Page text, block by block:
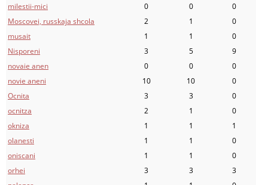
milestii-mici
0 0
0
Moscovei, russkaja shcola
2 1
0
musait
1 1
0
Nisporeni
3 5
9
novaie anen
0 0
0
novie aneni
10 10
0
Ocnita
3 3
0
ocnitza
2 1
0
okniza
1 1
1
olanesti
1 1
0
oniscani
1 1
0
orhei
3 3
3